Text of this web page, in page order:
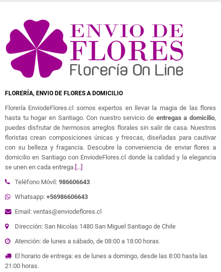
FLORERÍA, ENVIO DE FLORES A DOMICILIO
Florería EnviodeFlores.cl somos expertos en llevar la magia de las flores
hasta tu hogar en Santiago. Con nuestro servicio de entregas a domicilio,
puedes disfrutar de hermosos arreglos florales sin salir de casa. Nuestros
floristas crean composiciones únicas y frescas, diseñadas para cautivar
con su belleza y fragancia. Descubre la conveniencia de enviar flores a
domicilio en Santiago con EnviodeFlores.cl donde la calidad y la elegancia
se unen en cada entrega. [...]
Teléfono Móvil: 986606643
Whatsapp: +56986606643
Email: ventas@enviodeflores.cl
Dirección: San Nicolas 1480 San Miguel Santiago de Chile
Atención: de lunes a sábado, de 08:00 a 18:00 horas.
El horario de entrega: es de lunes a domingo, desde las 8:00 hasta las
21:00 horas.